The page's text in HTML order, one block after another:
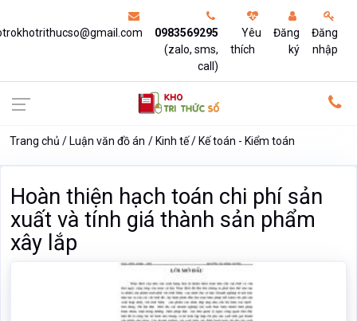
0983569295
(zalo, sms,
call)
Yêu
thích
Đăng
ký
Đăng
nhập
Trang chủ Luận văn đồ án Kinh tế Kế toán - Kiểm toán
Hoàn thiện hạch toán chi phí sản
xuất và tính giá thành sản phẩm
xây lắp